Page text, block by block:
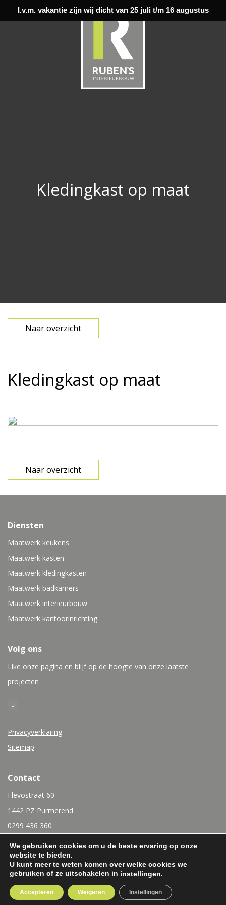
I.v.m. vakantie zijn wij dicht van 25 juli t/m 16 augustus
Kledingkast op maat
Naar overzicht
Kledingkast op maat
Naar overzicht
Diensten
Maatwerk keukens
Maatwerk kasten
Maatwerk kledingkasten
Maatwerk badkamers
Maatwerk interieurbouw
Maatwerk kantoorinrichting
Volg ons
Like onze pagina en blijf op de hoogte van onze laatste
projecten
Privacyverklaring
Sitemap
Contact
Flevostraat 60
1442 PZ Purmerend
0299 436 360
We gebruiken cookies om u de beste ervaring op onze
website te bieden.
U kunt meer te weten komen over welke cookies we
gebruiken of ze uitschakelen in instellingen.
Accepteren Weigeren Instellingen